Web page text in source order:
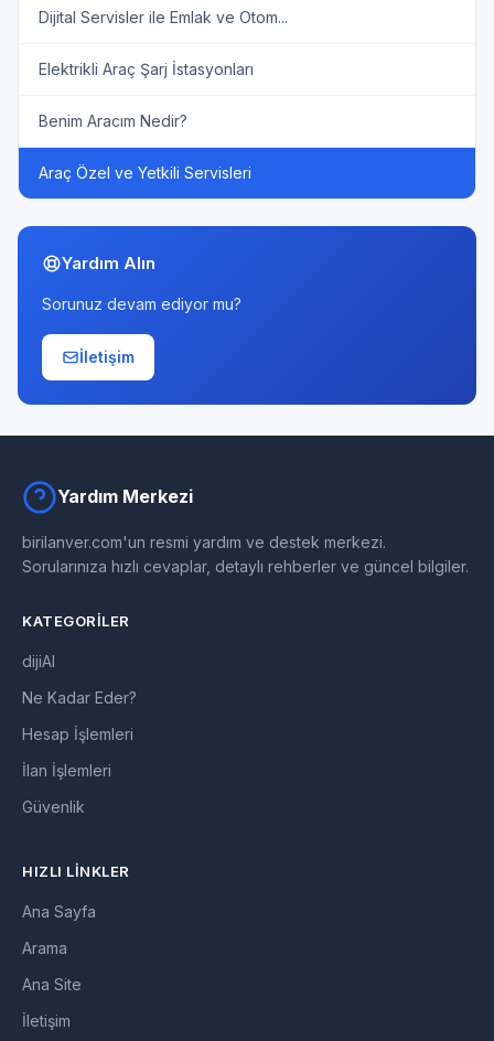
Dijital Servisler ile Emlak ve Otom...
Elektrikli Araç Şarj İstasyonları
Benim Aracım Nedir?
Araç Özel ve Yetkili Servisleri
Yardım Alın
Sorunuz devam ediyor mu?
İletişim
Yardım Merkezi
birilanver.com'un resmi yardım ve destek merkezi.
Sorularınıza hızlı cevaplar, detaylı rehberler ve güncel bilgiler.
KATEGORILER
dijiAI
Ne Kadar Eder?
Hesap İşlemleri
İlan İşlemleri
Güvenlik
HIZLI LINKLER
Ana Sayfa
Arama
Ana Site
İletişim